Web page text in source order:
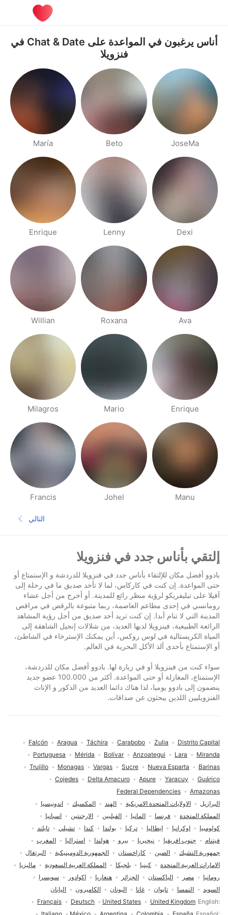
أناس يرغبون في المواعدة على Chat & Date في
فنزويلا
JoseMa
Beto
María
Dexi
Lenny
Enrique
Ava
Roxana
Willian
Enrique
Mario
Milagros
Manu
Johel
Francis
الصفحة
التالي
إلتقي بأناس جدد في فنزويلا
بادوو أفضل مكان للإلتقاء بأناس جدد في فنزويلا للدردشة و الإستمتاع أو
حتى المواعدة. إن كنت في كاركاس، لما لا تأخد صديق ما في رحلة إلى
آفيلا على تيليفريكو لرؤية منظر رائع للمدينة. أو أخرج من أجل عشاء
رومانسي في إحدى مطاعم العاصمة، ربما متبوعة بالرقص في مراقص
المدينة التي لا تنام أبدا. إن كنت تريد أخد صديق من أجل رؤية المشاهد
الرائعة الطبيعية، فينزويلا لديها العديد، من شلالات إنجيل الشاهقة إلى
المياة الكريستالية في لوس روكس، أين يمكنك الإسترخاء في الشاطئ،
أو الإستمتاع بأحدى ألذ الأكل البحرية في العالم.
سواء كنت من فينزويلا أو في زيارة لها. بادوو أفضل مكان للدردشة،
الإستمتاع، المغازلة أو حتى المواعدة. أكثر من 100.000 عضو جديد
ينضمون إلى بادوو يوميا، لذا هناك دائما العديد من الذكور و الإناث
الفنزويليين اللذين يبحثون عن صداقات.
اختيار اللغة
English
United Kingdom
United States
Deutsch
Français
البرازيل الاولايات المتحدة الامريكية الهند المكسيك
اندونيسيا
المملكة المتحدة
فرنسا المانيا الفيلبين الارجنتين
اسبانيا
كولومبيا
اوكرانيا ايطاليا تركيا بولندا كندا تشيلي
تايلند
فيتنام
جنوب افريقيا نيجيريا بيرو هولندا استراليا
المغرب
جمهورية التشيك
الصين كازاخستان الجمهورية الدومينيكية
البرتغال
الامارات العربية المتحدة
كينيا بلجيكا المملكة العربية السعودية
ماليزيا
رومانيا
مصر الباكستان الجزائر هنغاريا اكوادور
سويسرا
السويد
النمسا تايوان غانا اليونان الكاميرون اليابان
Distrito Capital
Zulia
Carabobo
Táchira
Aragua
Falcón
Miranda
Lara
Anzoategui
Bolívar
Mérida
Portuguesa
Barinas
Nueva Esparta
Sucre
Vargas
Monagas
Trujillo
Guárico
Yaracuy
Apure
Delta Amacuro
Cojedes
Amazonas
Federal Dependencies